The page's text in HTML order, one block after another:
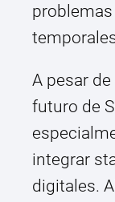
A pesar
futuro de
integrar
digitales.